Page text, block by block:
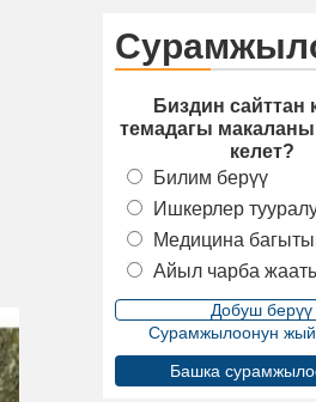
Биздин сайттан
темадагы макаланы
келет?
Билим берүү
Ишкерлер
Медицина
Айыл чарба
Сурамжылоонун
Башка